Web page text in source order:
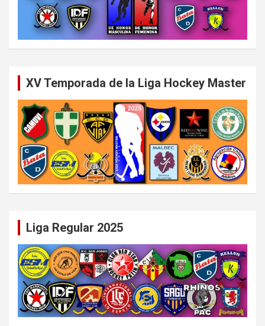
XV Temporada de la Liga Hockey Master
Liga Regular 2025